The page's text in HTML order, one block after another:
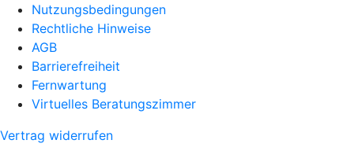
Nutzungsbedingungen
Rechtliche Hinweise
AGB
Barrierefreiheit
Fernwartung
Virtuelles Beratungszimmer
Vertrag widerrufen